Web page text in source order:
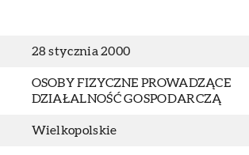
28 stycznia 2000
OSOBY FIZYCZNE PROWADZĄCE
DZIAŁALNOŚĆ GOSPODARCZĄ
Wielkopolskie